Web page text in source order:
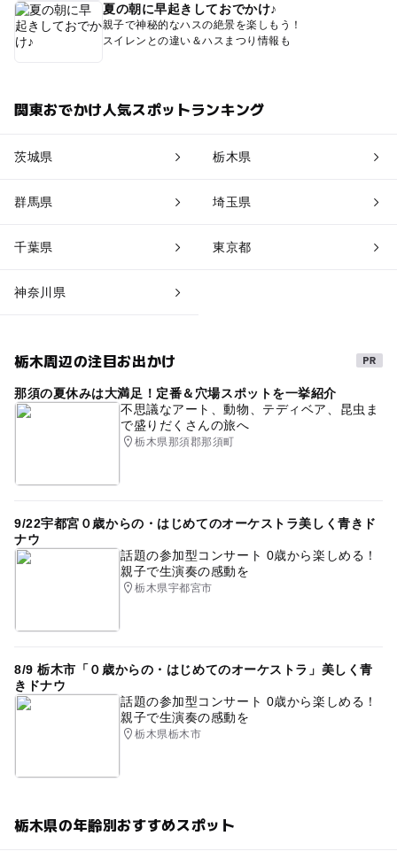
夏の朝に早起きしておでかけ♪
親子で神秘的なハスの絶景を楽しもう！
スイレンとの違い＆ハスまつり情報も
関東おでかけ人気スポットランキング
茨城県 栃木県
群馬県 埼玉県
千葉県 東京都
神奈川県
栃木周辺の注目お出かけ
那須の夏休みは大満足！定番＆穴場スポットを一挙紹介
不思議なアート、動物、テディベア、昆虫ま
で盛りだくさんの旅へ
栃木県那須郡那須町
9/22宇都宮０歳からの・はじめてのオーケストラ美しく青きド
ナウ
話題の参加型コンサート 0歳から楽しめる！
親子で生演奏の感動を
栃木県宇都宮市
8/9 栃木市「０歳からの・はじめてのオーケストラ」美しく青
きドナウ
話題の参加型コンサート 0歳から楽しめる！
親子で生演奏の感動を
栃木県栃木市
栃木県の年齢別おすすめスポット